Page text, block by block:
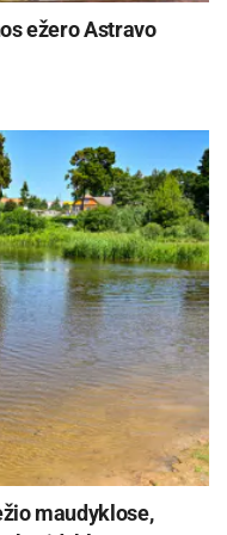
socialinę įtrauktį,
prieinamą
Ji bus
bei taps
puoselėjimo
bus sukurta nauja
prie Pastovio
grupių
atnaujintas
takelis, poilsiavietės
suoliukai, pikniko
ežero Astravo
maudyklose,